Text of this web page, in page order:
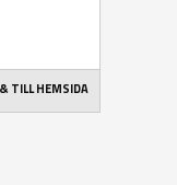
TILL HEMSIDA